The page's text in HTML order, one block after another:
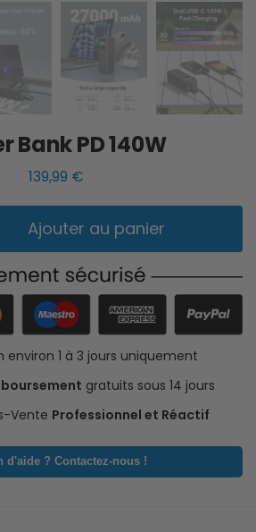
Bank PD 140W
139,99 €
Ajouter au panier
environ 1 à 3 jours uniquement
gratuits sous 14 jours
Vente Professionnel et Réactif
d'aide ? Contactez-nous !